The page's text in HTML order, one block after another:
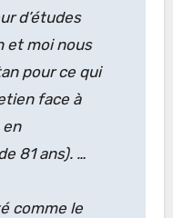
d’études
et moi nous
pour ce qui
face à
81 ans). …
comme le